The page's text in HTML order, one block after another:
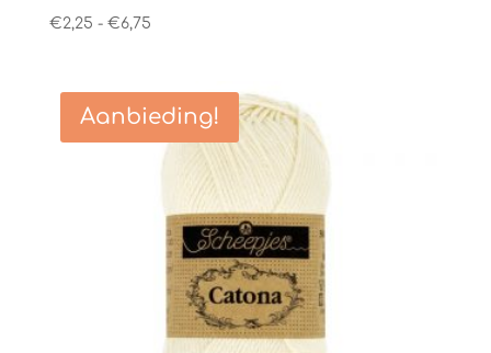
€2,25 - €6,75Prijsklasse:
Aanbieding!